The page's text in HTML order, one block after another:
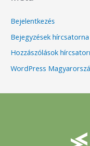
Bejelentkezés
Bejegyzések hírcsatorna
Hozzászólások
WordPress